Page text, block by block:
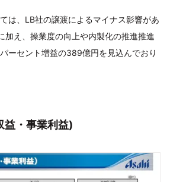
は、LB社の譲渡によるマイナス影響があ
加え、操業度の向上や内製化の推進推進
ーセント増益の389億円を見込んでおり
益・事業利益)